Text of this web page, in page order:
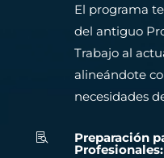
El programa
del antiguo
Trabajo al
alineándote
necesidades
 Preparación
Profesionales: